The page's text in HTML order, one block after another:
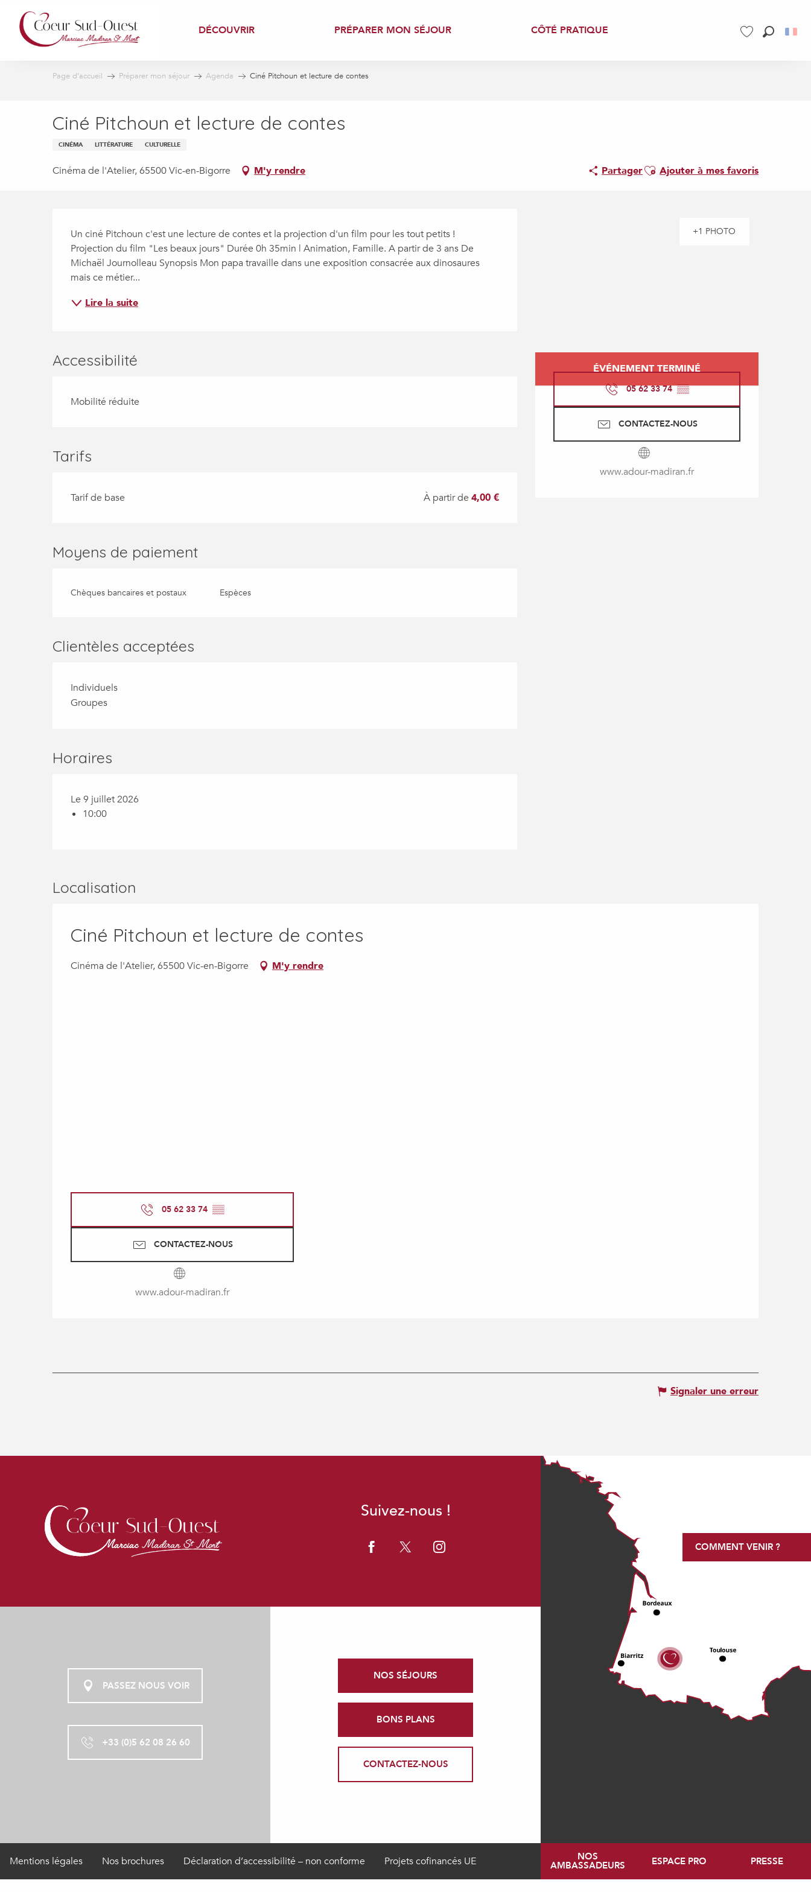
contenu
principal
DÉCOUVRIR PRÉPARER MON SÉJOUR CÔTÉ PRATIQUE
Page d’accueil Préparer mon séjour Agenda Ciné Pitchoun et lecture de contes
Ciné Pitchoun et lecture de contes
CINÉMA LITTÉRATURE CULTURELLE
Cinéma de l'Atelier, 65500 Vic-en-Bigorre M'y rendre PartagerAjouter aux favoris
Ajouter à mes favoris
+1 PHOTO
Ouverture et
ÉVÉNEMENT TERMINÉ
05 62 33 74▒▒
CONTACTEZ-NOUS
www.adour-madiran.fr
Description
Un ciné Pitchoun c'est une lecture de contes et la projection d'un film pour les tout petits !
Projection du film "Les beaux jours" Durée 0h 35min | Animation, Famille. A partir de 3 ans De
Michaël Journolleau Synopsis Mon papa travaille dans une exposition consacrée aux dinosaures
mais ce métier...
Lire la suite
Accessibilité
Mobilité réduite
Tarifs
Tarif de base À partir de4,00 €
Moyens de paiement
Chèques bancaires et postaux Espèces
Clientèles acceptées
Individuels
Groupes
Horaires
Le 9 juillet 2026
10:00
Localisation
Ciné Pitchoun et lecture de contes
Cinéma de l'Atelier, 65500 Vic-en-Bigorre M'y rendre
05 62 33 74 ▒▒
CONTACTEZ-NOUS
www.adour-madiran.fr
Signaler une erreur
Suivez-nous !
PASSEZ NOUS VOIR
+33 (0)5 62 08 26 60
NOS SÉJOURS
BONS PLANS
CONTACTEZ-NOUS
COMMENT VENIR ?
Mentions légales Nos brochures Déclaration d’accessibilité – non conforme Projets cofinancés UE NOS
AMBASSADEURS ESPACE PRO PRESSE